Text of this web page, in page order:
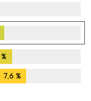
%
7,6 %